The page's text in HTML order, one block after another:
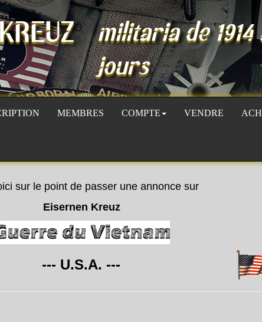
militaria de 1914
jours
MEMBRES COMPTE VENDRE
sur le point de passer une annonce sur
Eisernen Kreuz
--- U.S.A. ---